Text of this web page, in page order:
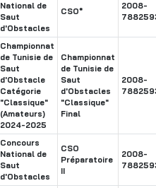
National de
Saut
d'Obstacles
CSO*
2008-
Championnat
de Tunisie de
Saut
d'Obstacle
Catégorie
"Classique"
(Amateurs)
2024-2025
Championnat
de Tunisie de
Saut
d'Obstacles
"Classique"
Final
2008-
Concours
National de
Saut
d'Obstacles
CSO
Préparatoire
II
2008-